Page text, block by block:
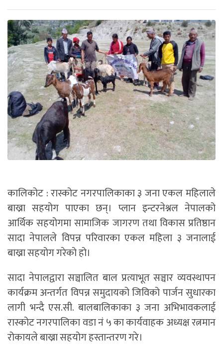
कालिकोट : रास्कोट नगरपालिकाका ३ जना एकल महिलाले
बाख्रा सहयोग पाएका छन्। प्लान इन्टरनेश्नल नेपालको
आर्थिक सहयोगमा सामाजिक जागरण तथा विकास प्रतिष्ठान
सादा नेपालले विपन्न परिवारका एकल महिला ३ जनालाई
बाख्रा सहयोग गरेको हो।
सादा नेपालद्वारा सञ्चालित बाल प्रत्याभूत सञ्चार व्यवस्थापन
कार्यक्रम अन्तर्गत विपन्न समुदायको जिविको पार्जन सुधारका
लागी भन्दै एस.सी. बालबालिकाका ३ जना अभिभावकलाई
रास्कोट नगरपालिका वडा नं ५ का कार्यवाहक अध्यक्ष रत्नमान
रोकायले बाख्रा सहयोग हस्तान्तरण गरे।